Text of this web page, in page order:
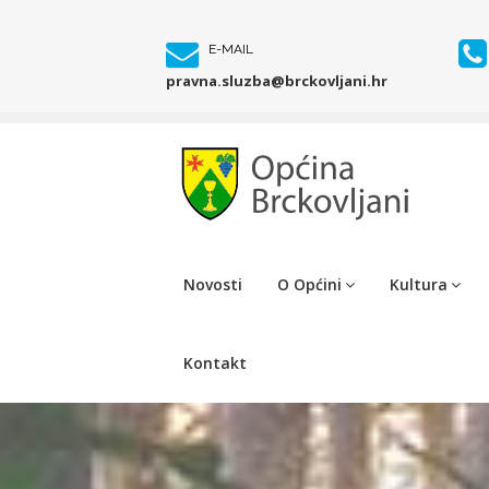
E-MAIL
pravna.sluzba@brckovljani.hr
Novosti O Općini Kultura
Kontakt